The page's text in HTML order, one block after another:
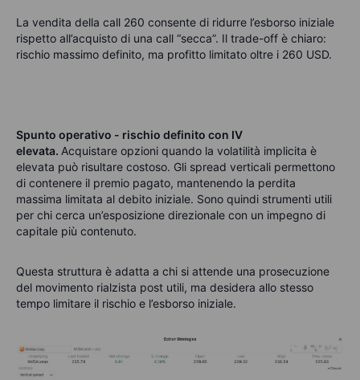
La vendita della call 260 consente di ridurre l’esborso iniziale
rispetto all’acquisto di una call “secca”. Il trade-off è chiaro:
rischio massimo definito, ma profitto limitato oltre i 260 USD.
Spunto operativo - rischio definito con IV
elevata. Acquistare opzioni quando la volatilità implicita è
elevata può risultare costoso. Gli spread verticali permettono
di contenere il premio pagato, mantenendo la perdita
massima limitata al debito iniziale. Sono quindi strumenti utili
per chi cerca un’esposizione direzionale con un impegno di
capitale più contenuto.
Questa struttura è adatta a chi si attende una prosecuzione
del movimento rialzista post utili, ma desidera allo stesso
tempo limitare il rischio e l’esborso iniziale.